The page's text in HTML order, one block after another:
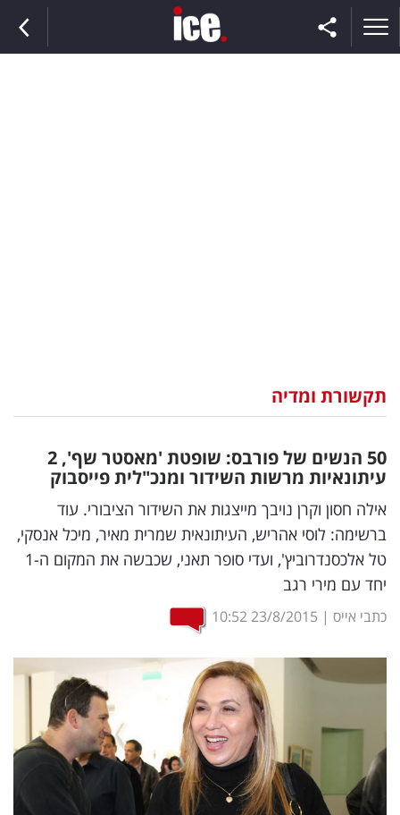
וצרכנות
דיגיטל
וטק
שיווק
ופרסום
משפט
מדדים
ומחקרים
דעות
רכילות
עסקית
תקשורת ומדיה
50 הנשים של פורבס: שופטת 'מאסטר שף', 2
עיתונאיות מרשות השידור ומנכ"לית פייסבוק
אילה חסון וקרן נויבך מייצגות את השידור הציבורי. עוד
ברשימה: לוסי אהריש, העיתונאית שמרית מאיר, מיכל אנסקי,
טל אלכסנדרוביץ', ועדי סופר תאני, שכבשה את המקום ה-1
יחד עם מירי רגב
כתבי אייס |
23/8/2015
10:52